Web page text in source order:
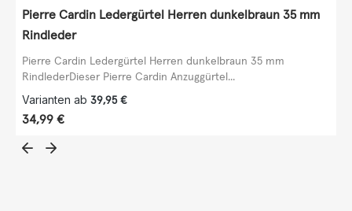
Pierre Cardin Ledergürtel Herren dunkelbraun 35 mm
Rindleder
Pierre Cardin Ledergürtel Herren dunkelbraun 35 mm
RindlederDieser Pierre Cardin Anzuggürtel...
Varianten ab 39,95 €
Regulärer Preis:
34,99 €